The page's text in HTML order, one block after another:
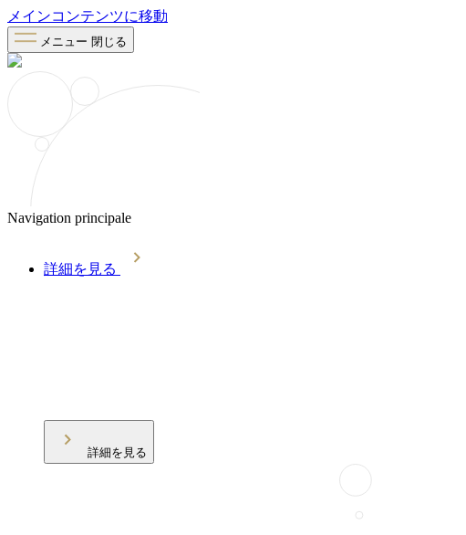
メインコンテンツに移動
メニュー 閉じる
Navigation principale
詳細を見る
詳細を見る